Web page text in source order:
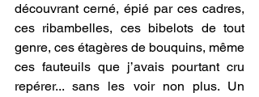
découvrant cerné, épié par ces cadres,
ces ribambelles, ces bibelots de tout
genre, ces étagères de bouquins, même
ces fauteuils que j’avais pourtant cru
repérer... sans les voir non plus. Un